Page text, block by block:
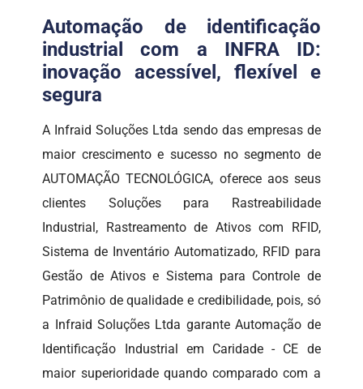
Automação de identificação
industrial com a INFRA ID:
inovação acessível, flexível e
segura
A Infraid Soluções Ltda sendo das empresas de
maior crescimento e sucesso no segmento de
AUTOMAÇÃO TECNOLÓGICA, oferece aos seus
clientes Soluções para Rastreabilidade
Industrial, Rastreamento de Ativos com RFID,
Sistema de Inventário Automatizado, RFID para
Gestão de Ativos e Sistema para Controle de
Patrimônio de qualidade e credibilidade, pois, só
a Infraid Soluções Ltda garante Automação de
Identificação Industrial em Caridade - CE de
maior superioridade quando comparado com a